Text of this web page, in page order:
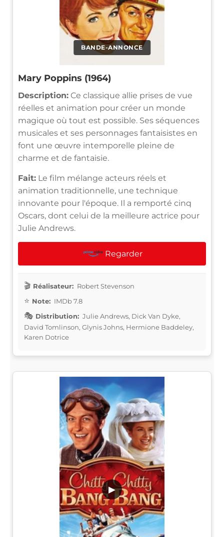
BANDE-ANNONCE
Mary Poppins (1964)
Description: Ce classique allie prises de vue
réelles et animation pour créer un monde
magique où tout est possible. Ses séquences
musicales et ses personnages fantaisistes en
font une œuvre intemporelle pleine de
charme et de fantaisie.
Fait: Le film mélange acteurs réels et
animation traditionnelle, une technique
innovante pour l'époque. Il a remporté cinq
Oscars, dont celui de la meilleure actrice pour
Julie Andrews.
Regarder
Réalisateur: Robert Stevenson
Note: IMDb 7.8
Distribution: Julie Andrews, Dick Van Dyke,
David Tomlinson, Glynis Johns, Hermione Baddeley,
Karen Dotrice
▶